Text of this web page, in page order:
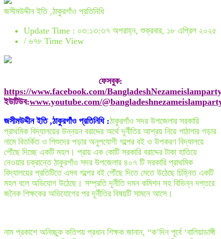
জসীমউদ্দীন ইতি ,ঠাকুরগাঁও প্রতিনিধি
Update Time : ০৩:১৩:৩৭ অপরাহ্ন, শুক্রবার, ১৮ এপ্রিল ২০২৫
/ ৬৭৮ Time View
ফেসবুক:
https://www.facebook.com/
ইউটিউব:www.youtube.com/
জসীমউদ্দীন ইতি ,ঠাকুরগাঁও প্রতিনিধি :ঠাকুরগাঁও সদর উপজেলার সরকারি
প্রাথমিক বিদ্যালয়ের উন্নয়ন বরাদ্দের অর্থে দূর্নীতির আশ্রয় নিয়ে পাঠাগার গড়ার
নামে বিতর্কিত ও শিশুদের পড়ার অনুপযোগী গল্পের বই ও উপকরণ বিদ্যালয়ে
পৌঁছে দিচ্ছে একটি মহল। প্রায় এক কোটি সরকারি বরাদ্দের টাকা হাতিয়ে
নেওয়ার চক্রান্তে ঠাকুরগাঁও সদর উপজেলার ৪০৭ টি সরকারি প্রাথমিক
বিদ্যালয়ের প্রতিটিতে এসব গল্পের বই পৌঁছে দিতে মেতে উঠেছে চিহ্নিত একটি
মহল বলে অভিযোগ উঠেছে। সম্প্রতি দূর্নীতি দমন কমিশন সহ বিভিন্ন দপ্তরে
জনৈক শিক্ষকের অভিযোগের পর দূর্নীতির বিষয়টি সামনে আসে।
নাম প্রকাশে অনিচ্ছুক কতিপয় প্রধান শিক্ষক জানান, “ক’দিন পূর্বে ‘বালিয়াডাঙ্গী